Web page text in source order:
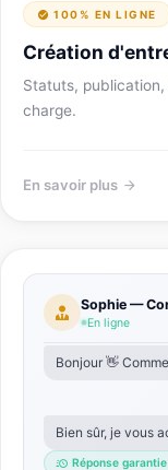
100% EN LIGNE
Création
Statuts,
charge.
En savoir plus
Sophie —
En ligne
Bonjour 👋
Bien sûr, je vous
Réponse